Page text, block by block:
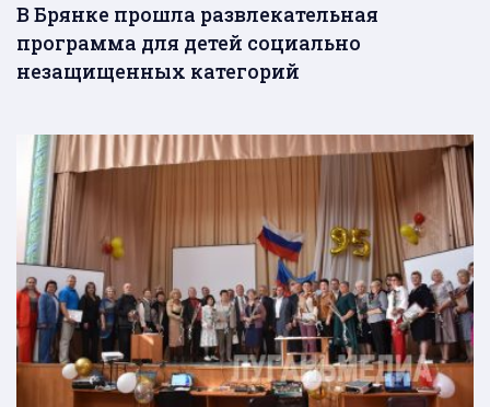
В Брянке прошла развлекательная
программа для детей социально
незащищенных категорий